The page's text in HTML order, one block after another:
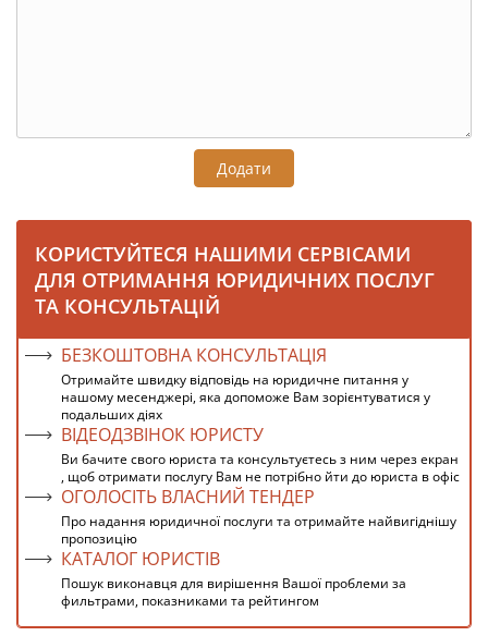
Додати
КОРИСТУЙТЕСЯ НАШИМИ СЕРВІСАМИ
ДЛЯ ОТРИМАННЯ ЮРИДИЧНИХ ПОСЛУГ
ТА КОНСУЛЬТАЦІЙ
БЕЗКОШТОВНА КОНСУЛЬТАЦІЯ
Отримайте швидку відповідь на юридичне питання у
нашому месенджері, яка допоможе Вам зорієнтуватися у
подальших діях
ВІДЕОДЗВІНОК ЮРИСТУ
Ви бачите свого юриста та консультуєтесь з ним через екран
, щоб отримати послугу Вам не потрібно йти до юриста в офіс
ОГОЛОСІТЬ ВЛАСНИЙ ТЕНДЕР
Про надання юридичної послуги та отримайте найвигіднішу
пропозицію
КАТАЛОГ ЮРИСТІВ
Пошук виконавця для вирішення Вашої проблеми за
фильтрами, показниками та рейтингом